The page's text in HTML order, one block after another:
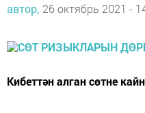
автор, 26 октябрь 2021 -
Кибеттән алган сөтне